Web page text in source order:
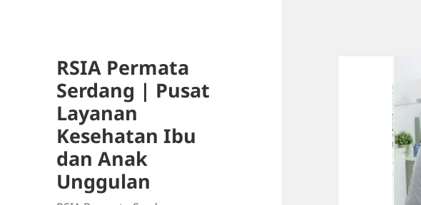
RSIA Permata
Serdang | Pusat
Layanan
Kesehatan Ibu
dan Anak
Unggulan